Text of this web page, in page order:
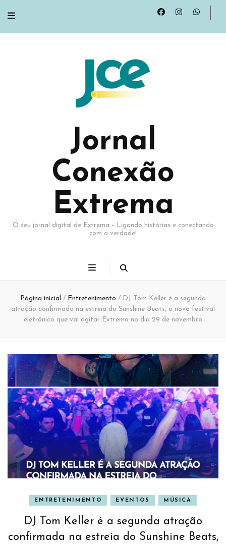
Jornal
Conexão
Extrema
O seu jornal digital de Extrema – Ligando histórias e conectando
com a verdade!
Página inicial / Entretenimento / DJ Tom Keller é a segunda
atração confirmada na estreia do Sunshine Beats, o novo festival
eletrônico que vai agitar Extrema no dia 29 de novembro
ENTRETENIMENTO EVENTOS MÚSICA
DJ Tom Keller é a segunda atração
confirmada na estreia do Sunshine Beats,